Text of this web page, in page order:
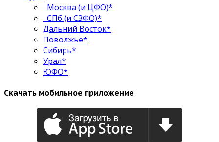
Москва (и ЦФО)*
СПб (и СЗФО)*
Дальний Восток*
Поволжье*
Сибирь*
Урал*
ЮФО*
Скачать мобильное приложение